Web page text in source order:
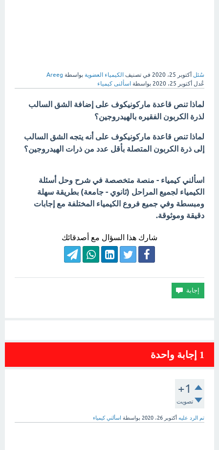
سُئل أكتوبر 25، 2020 في تصنيف الكيمياء العضوية بواسطة Areeg
عُدل أكتوبر 25، 2020 بواسطة اسألنى كيمياء
لماذا تنص قاعدة ماركونيكوف على إضافة الشق السالب
لذرة الكربون الفقيره بالهيدروجين؟
لماذا تنص قاعدة ماركونيكوف على أنه يتجه الشق السالب
إلى ذرة الكربون المتصلة بأقل عدد من ذرات الهيدروجين؟
اسألني كيمياء - منصة متخصصة في شرح وحل أسئلة
الكيمياء لجميع المراحل (ثانوي - جامعة) بطريقة سهلة
ومبسطة وفي جميع فروع الكيمياء المختلفة مع إجابات
دقيقة وموثوقة.
شارك هذا السؤال مع أصدقائك
1 إجابة واحدة
+1
تصويت
تم الرد عليه أكتوبر 26، 2020 بواسطة اسألني كيمياء